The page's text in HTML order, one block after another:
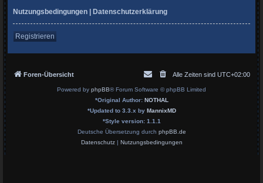
Nutzungsbedingungen | Datenschutzerklärung
Registrieren
Foren-Übersicht Alle Zeiten sind UTC+02:00
Powered by phpBB® Forum Software © phpBB Limited
*Original Author: NOTHAL
*Updated to 3.3.x by MannixMD
*Style version: 1.1.1
Deutsche Übersetzung durch phpBB.de
Datenschutz| Nutzungsbedingungen